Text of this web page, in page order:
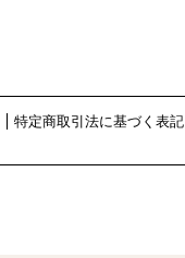
特定商取引法に基づく表記